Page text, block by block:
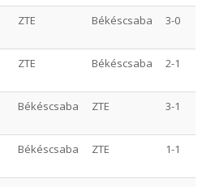
ZTE Békéscsaba 3-0
ZTE Békéscsaba 2-1
Békéscsaba ZTE 3-1
Békéscsaba ZTE 1-1